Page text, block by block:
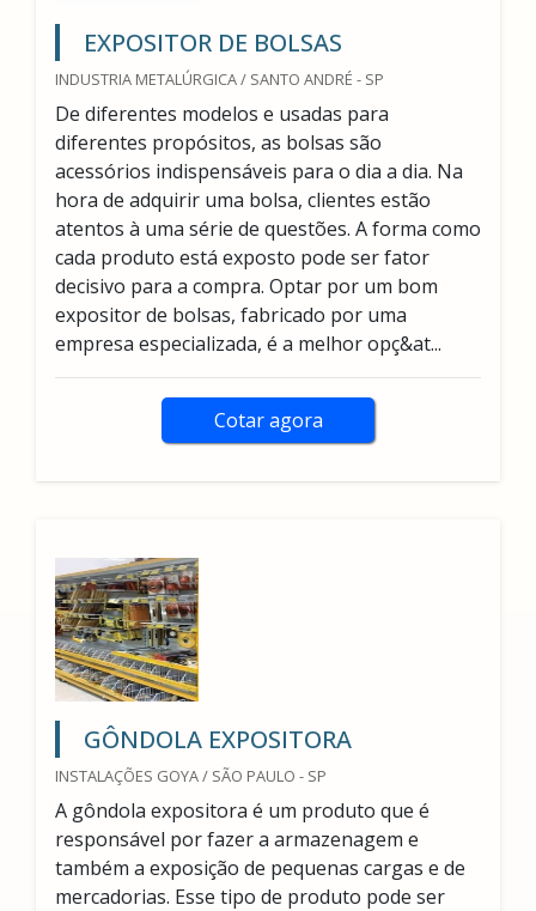
EXPOSITOR DE BOLSAS
INDUSTRIA METALÚRGICA / SANTO ANDRÉ - SP
De diferentes modelos e usadas para
diferentes propósitos, as bolsas são
acessórios indispensáveis para o dia a dia. Na
hora de adquirir uma bolsa, clientes estão
atentos à uma série de questões. A forma como
cada produto está exposto pode ser fator
decisivo para a compra. Optar por um bom
expositor de bolsas, fabricado por uma
empresa especializada, é a melhor opç&at...
Cotar agora
GÔNDOLA EXPOSITORA
INSTALAÇÕES GOYA / SÃO PAULO - SP
A gôndola expositora é um produto que é
responsável por fazer a armazenagem e
também a exposição de pequenas cargas e de
mercadorias. Esse tipo de produto pode ser